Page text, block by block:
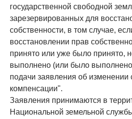
государственной свободной
зарезервированных для
собственности, в том случае,
восстановлении прав
принято или уже было принято,
выполнено (или было выполнено
подачи заявления об изменении
компенсации".
Заявления принимаются в
Национальной земельной